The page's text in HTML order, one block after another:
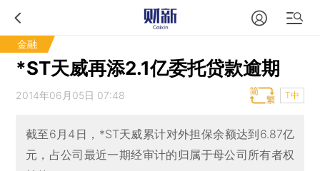
金融
*ST天威再添2.1亿委托贷款逾期
2014年06月05日 07:48 T中
截至6月4日，*ST天威累计对外担保余额达到6.87亿
元，占公司最近一期经审计的归属于母公司所有者权